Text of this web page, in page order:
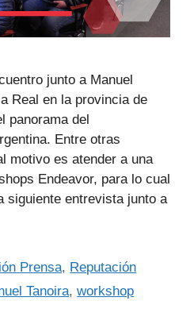
junto a Manuel
Real en la provincia de
panorama del
Entre otras
motivo es atender a una
Endeavor, para lo cual
siguiente entrevista junto a
Prensa, Reputación
Tanoira,workshop